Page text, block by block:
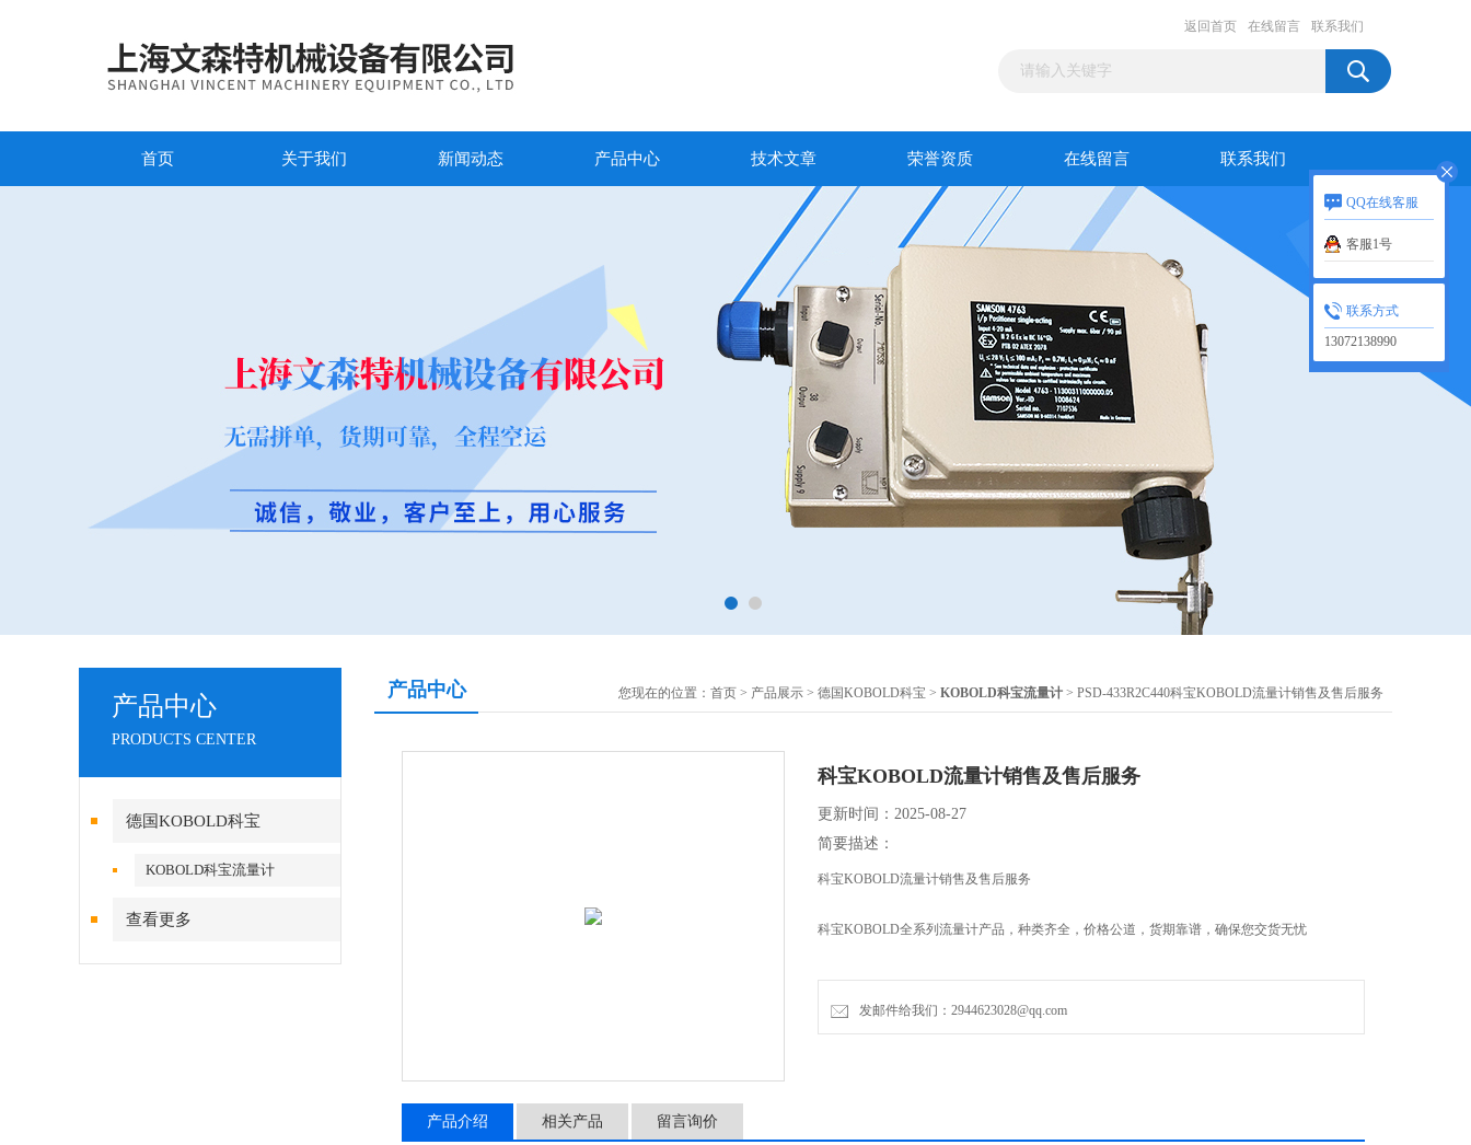
返回首页 在线留言 联系我们
首页 关于我们 新闻动态 产品中心 技术文章 荣誉资质 在线留言 联系我们
产品中心
PRODUCTS CENTER
德国KOBOLD科宝
KOBOLD科宝流量计
查看更多
产品中心 您现在的位置： 首页 > 产品展示 > 德国KOBOLD科宝 > KOBOLD科宝流量计 > PSD-433R2C440科宝KOBOLD流量计销售及售后服务
科宝KOBOLD流量计销售及售后服务
更新时间：2025-08-27
简要描述：
科宝KOBOLD流量计销售及售后服务
科宝KOBOLD全系列流量计产品，种类齐全，价格公道，货期靠谱，确保您交货无忧
KOBOLD科宝流量计PSD-433R2C440产品照片
用于连续的压力测量和监测，并允许在无压力的情况下进行简单的开关点编程。对于每个开关
点，开关类型(NC开关/NO开关)，复位点和开关功能(滞后/窗口功能)都可编程。
发邮件给我们：2944623028@qq.com
产品介绍 相关产品 留言询价
QQ在线客服
客服1号
联系方式
13072138990